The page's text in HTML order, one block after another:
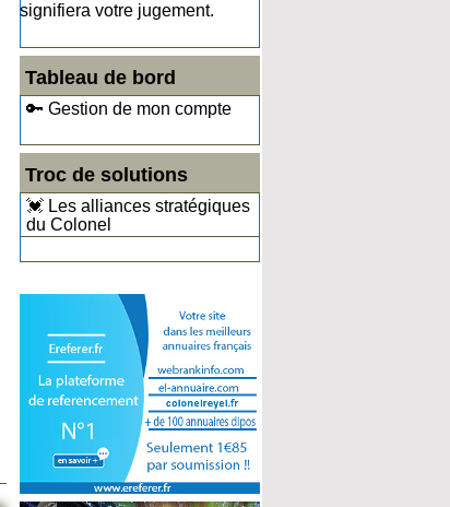
signifiera votre jugement.
Tableau de bord
🔑 Gestion de mon compte
Troc de solutions
💓 Les alliances stratégiques
du Colonel